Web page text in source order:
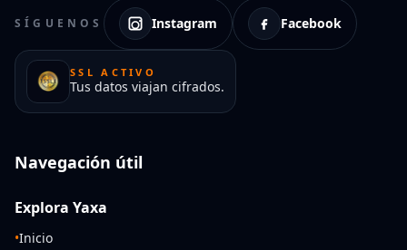
SÍGUENOS Instagram Facebook
SSL ACTIVO
Tus datos viajan cifrados.
Navegación útil
Explora Yaxa
•Inicio